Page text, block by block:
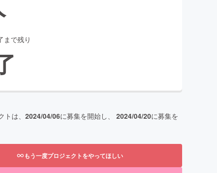
まで残り
は、 2024/04/06に募集を開始し、 2024/04/20に募集を
もう一度プロジェクトをやってほしい